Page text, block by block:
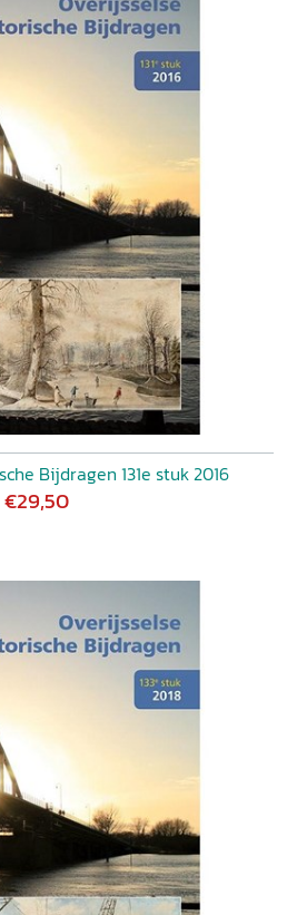
Bijdragen 131e stuk 2016
€29,50